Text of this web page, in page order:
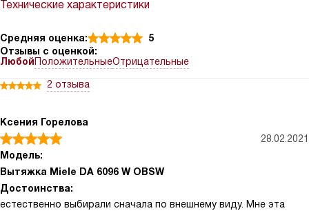
Технические характеристики
Средняя оценка:
5
Отзывы с оценкой:
ЛюбойПоложительныеОтрицательные
2 отзыва
Ксения Горелова
28.02.2021
Модель:
Вытяжка Miele DA 6096 W OBSW
Достоинства:
естественно выбирали сначала по внешнему виду. Мне эта